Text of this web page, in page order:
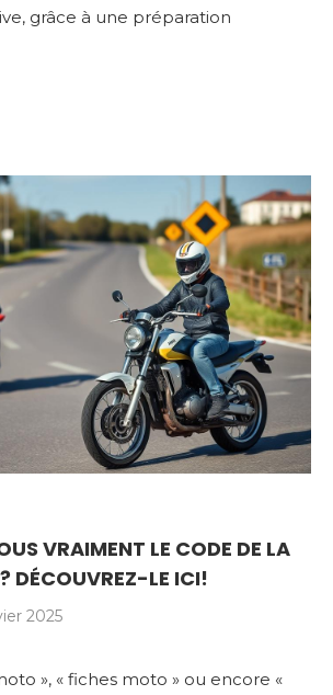
grâce à une préparation
VRAIMENT LE CODE DE LA
DÉCOUVREZ-LE ICI!
2025
», « fiches moto » ou encore «